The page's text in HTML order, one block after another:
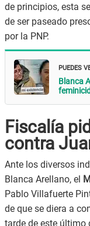
de principios, esta
de ser paseado
por la PNP.
PUEDES
Blanca
Fiscalía
contra
Ante los diversos
Blanca Arellano, el
Pablo Villafuerte
de que se diera a
tarde de este último